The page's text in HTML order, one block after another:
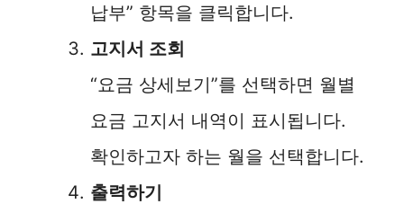
납부” 항목을 클릭합니다.
고지서 조회
“요금 상세보기”를 선택하면 월별
요금 고지서 내역이 표시됩니다.
확인하고자 하는 월을 선택합니다.
출력하기